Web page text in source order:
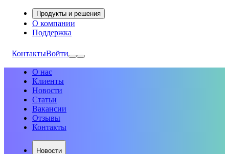
Продукты и решения
О компании
Поддержка
КонтактыВойти
О нас
Клиенты
Новости
Статьи
Вакансии
Отзывы
Контакты
Новости